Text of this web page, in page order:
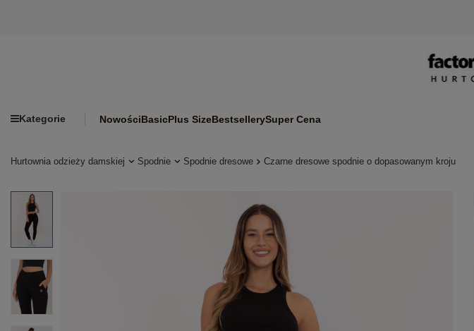
Kategorie NowościBasicPlus SizeBestsellerySuper Cena
Hurtownia odzieży damskiej Spodnie Spodnie dresowe Czarne dresowe spodnie o dopasowanym kroju